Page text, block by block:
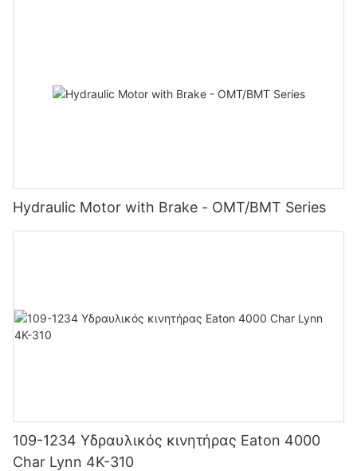
Hydraulic Motor with Brake - OMT/BMT Series
109-1234 Υδραυλικός κινητήρας Eaton 4000
Char Lynn 4K-310